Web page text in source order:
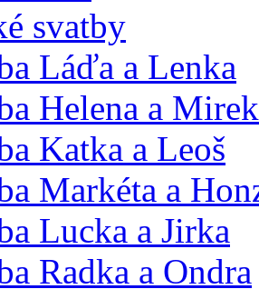
svatby
Láďa a Lenka
Helena a Mirek
Katka a Leoš
Markéta a
Lucka a Jirka
Radka a Ondra